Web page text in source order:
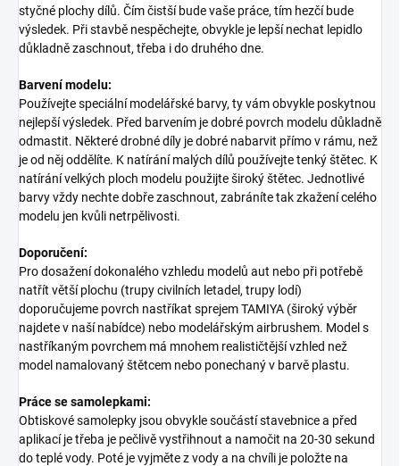
styčné plochy dílů. Čím čistší bude vaše práce, tím hezčí bude
výsledek. Při stavbě nespěchejte, obvykle je lepší nechat lepidlo
důkladně zaschnout, třeba i do druhého dne.
Barvení modelu:
Používejte speciální modelářské barvy, ty vám obvykle poskytnou
nejlepší výsledek. Před barvením je dobré povrch modelu důkladně
odmastit. Některé drobné díly je dobré nabarvit přímo v rámu, než
je od něj oddělíte. K natírání malých dílů používejte tenký štětec. K
natírání velkých ploch modelu použijte široký štětec. Jednotlivé
barvy vždy nechte dobře zaschnout, zabráníte tak zkažení celého
modelu jen kvůli netrpělivosti.
Doporučení:
Pro dosažení dokonalého vzhledu modelů aut nebo při potřebě
natřít větší plochu (trupy civilních letadel, trupy lodí)
doporučujeme povrch nastříkat sprejem TAMIYA (široký výběr
najdete v naší nabídce) nebo modelářským airbrushem. Model s
nastříkaným povrchem má mnohem realističtější vzhled než
model namalovaný štětcem nebo ponechaný v barvě plastu.
Práce se samolepkami:
Obtiskové samolepky jsou obvykle součástí stavebnice a před
aplikací je třeba je pečlivě vystřihnout a namočit na 20-30 sekund
do teplé vody. Poté je vyjměte z vody a na chvíli je položte na